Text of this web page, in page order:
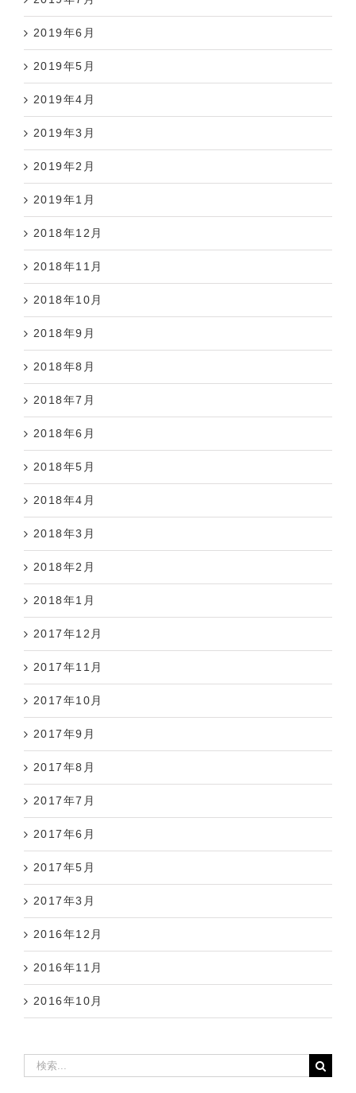
2019年6月
2019年5月
2019年4月
2019年3月
2019年2月
2019年1月
2018年12月
2018年11月
2018年10月
2018年9月
2018年8月
2018年7月
2018年6月
2018年5月
2018年4月
2018年3月
2018年2月
2018年1月
2017年12月
2017年11月
2017年10月
2017年9月
2017年8月
2017年7月
2017年6月
2017年5月
2017年3月
2016年12月
2016年11月
2016年10月
索